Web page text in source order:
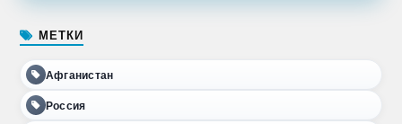
МЕТКИ
Афганистан
Россия